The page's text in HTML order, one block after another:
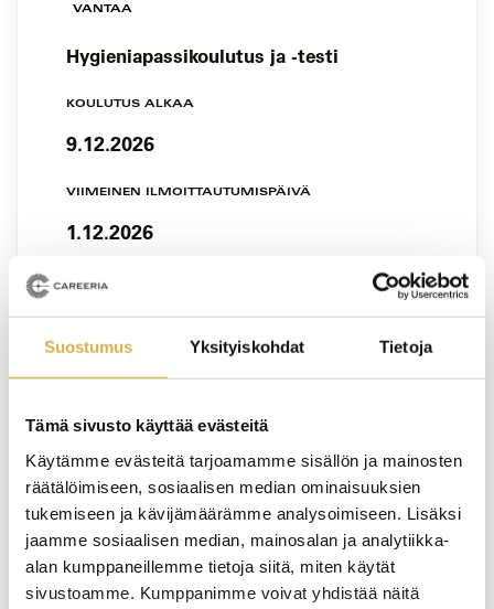
Suostumus Yksityiskohdat Tietoja
Tämä sivusto käyttää evästeitä
Käytämme evästeitä tarjoamamme sisällön ja mainosten
räätälöimiseen, sosiaalisen median ominaisuuksien
tukemiseen ja kävijämäärämme analysoimiseen. Lisäksi
jaamme sosiaalisen median, mainosalan ja analytiikka-
alan kumppaneillemme tietoja siitä, miten käytät
sivustoamme. Kumppanimme voivat yhdistää näitä
VANTAA
Hygieniapassikoulutus ja -testi
KOULUTUS ALKAA
9.12.2026
VIIMEINEN ILMOITTAUTUMISPÄIVÄ
1.12.2026
ammatillisessa koulutuksessa |
Verkkokurssi
KOULUTUS ALKAA
11.12.2026
VIIMEINEN ILMOITTAUTUMISPÄIVÄ